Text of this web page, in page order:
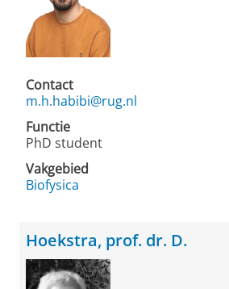
Contact
m.h.habibi@rug.nl
Functie
PhD student
Vakgebied
Biofysica
Hoekstra, prof. dr. D.